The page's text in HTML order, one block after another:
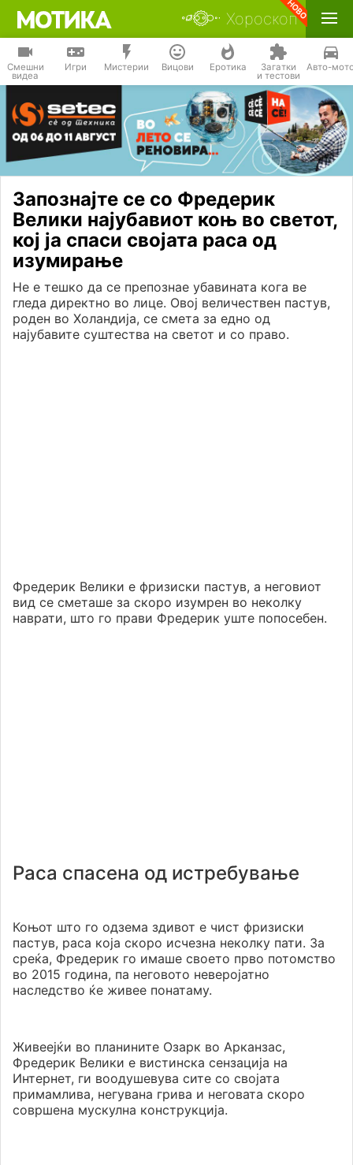
Хороскоп
Смешни
видеа
Игри Мистерии Вицови Еротика Загатки
и тестови
Авто-
Запознајте се со Фредерик
Велики најубавиот коњ во светот,
кој ја спаси својата раса од
изумирање
Не е тешко да се препознае убавината кога ве
гледа директно во лице. Овој величествен пастув,
роден во Холандија, се смета за едно од
најубавите суштества на светот и со право.
Фредерик Велики е фризиски пастув, а неговиот
вид се сметаше за скоро изумрен во неколку
наврати, што го прави Фредерик уште попосебен.
Раса спасена од истребување
Коњот што го одзема здивот е чист фризиски
пастув, раса која скоро исчезна неколку пати. За
среќа, Фредерик го имаше своето прво потомство
во 2015 година, па неговото неверојатно
наследство ќе живее понатаму.
Живеејќи во планините Озарк во Арканзас,
Фредерик Велики е вистинска сензација на
Интернет, ги воодушевува сите со својата
примамлива, негувана грива и неговата скоро
совршена мускулна конструкција.